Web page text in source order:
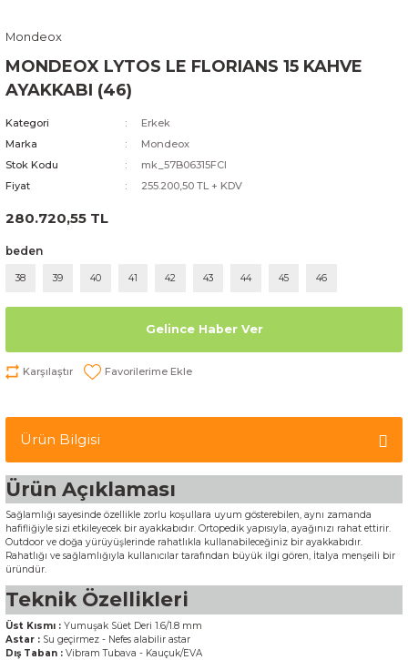
Mondeox
MONDEOX LYTOS LE FLORIANS 15 KAHVE
AYAKKABI (46)
Kategori
Erkek
Marka
Mondeox
Stok Kodu
mk_57B06315FCI
Fiyat
255.200,50 TL + KDV
280.720,55 TL
beden
38 39 40 41 42 43 44 45 46
Gelince Haber Ver
Karşılaştır
Ürün Bilgisi
Ürün Açıklaması
Sağlamlığı sayesinde özellikle zorlu koşullara uyum gösterebilen, aynı zamanda
hafifliğiyle sizi etkileyecek bir ayakkabıdır. Ortopedik yapısıyla, ayağınızı rahat ettirir.
Outdoor ve doğa yürüyüşlerinde rahatlıkla kullanabileceğiniz bir ayakkabıdır.
Rahatlığı ve sağlamlığıyla kullanıcılar tarafından büyük ilgi gören, İtalya menşeili bir
üründür.
Teknik Özellikleri
Üst Kısmı : Yumuşak Süet Deri 1.6/1.8 mm
Astar : Su geçirmez - Nefes alabilir astar
Dış Taban : Vibram Tubava - Kauçuk/EVA